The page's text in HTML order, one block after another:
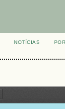
NOTÍCIAS